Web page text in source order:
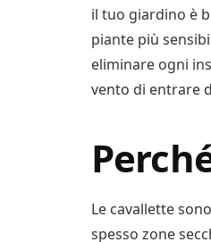
il tuo giardino è
piante più
eliminare ogni
vento di entrare
Le cavallette
spesso zone